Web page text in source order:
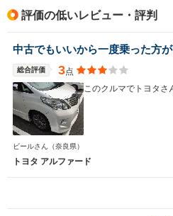
評価の低いレビュー・評判
中古でもいいから一度乗った方
総合評価 3点
このクルマでトヨタさ
ビールさん （奈良県）
トヨタ アルファード